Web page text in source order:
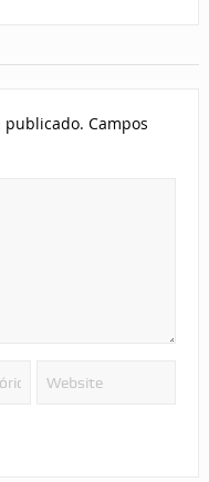
publicado. Campos